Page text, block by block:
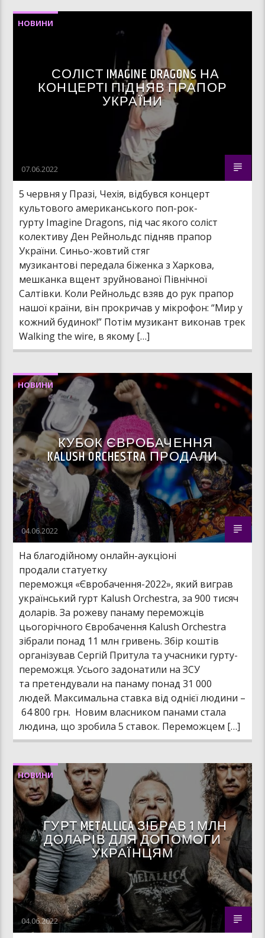
НОВИНИ
СОЛІСТ IMAGINE DRAGONS НА
КОНЦЕРТІ ПІДНЯВ ПРАПОР
УКРАЇНИ
07.06.2022
5 червня у Празі, Чехія, відбувся концерт
культового американського поп-рок-
гурту Imagine Dragons, під час якого соліст
колективу Ден Рейнольдс підняв прапор
України. Синьо-жовтий стяг
музикантові передала біженка з Харкова,
мешканка вщент зруйнованої Північної
Салтівки. Коли Рейнольдс взяв до рук прапор
нашої країни, він прокричав у мікрофон: “Мир у
кожний будинок!” Потім музикант виконав трек
Walking the wire, в якому […]
НОВИНИ
КУБОК ЄВРОБАЧЕННЯ
KALUSH ORCHESTRA ПРОДАЛИ
04.06.2022
На благодійному онлайн-аукціоні
продали статуетку
переможця «Євробачення-2022», який виграв
український гурт Kalush Orchestra, за 900 тисяч
доларів. За рожеву панаму переможців
цьогорічного Євробачення Kalush Orchestra
зібрали понад 11 млн гривень. Збір коштів
організував Сергій Притула та учасники гурту-
переможця. Усього задонатили на ЗСУ
та претендували на панаму понад 31 000
людей. Максимальна ставка від однієї людини –
64 800 грн. Новим власником панами стала
людина, що зробила 5 ставок. Переможцем […]
НОВИНИ
ГУРТ METALLICA ЗІБРАВ 1 МЛН
ДОЛАРІВ ДЛЯ ДОПОМОГИ
УКРАЇНЦЯМ
04.06.2022